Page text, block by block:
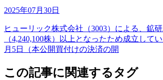
2025年07月30日
ヒューリック株式会社（3003）による、鉱
（4,240,100株）以上となったため成立し
月5日（本公開買付けの決済の開
この記事に関連するタグ